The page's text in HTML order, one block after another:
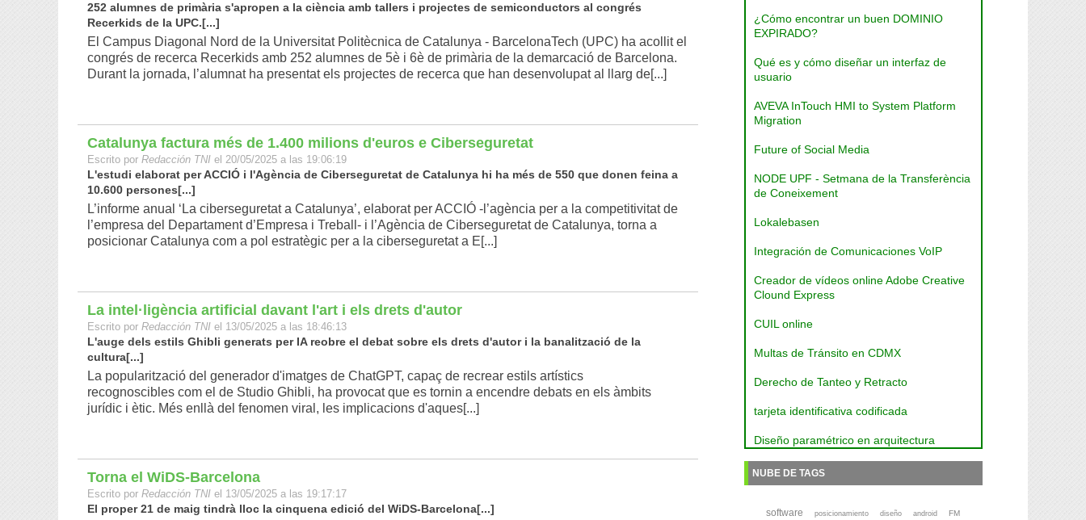
252 alumnes de primària s'apropen a la ciència amb tallers i projectes de semiconductors al congrés
Recerkids de la UPC.[...]
El Campus Diagonal Nord de la Universitat Politècnica de Catalunya - BarcelonaTech (UPC) ha acollit el
congrés de recerca Recerkids amb 252 alumnes de 5è i 6è de primària de la demarcació de Barcelona.
Durant la jornada, l’alumnat ha presentat els projectes de recerca que han desenvolupat al llarg de[...]
Catalunya factura més de 1.400 milions d'euros e Ciberseguretat
Escrito por Redacción TNI el 20/05/2025 a las 19:06:19
L'estudi elaborat per ACCIÓ i l'Agència de Ciberseguretat de Catalunya hi ha més de 550 que donen feina a
10.600 persones[...]
L’informe anual ‘La ciberseguretat a Catalunya’, elaborat per ACCIÓ -l’agència per a la competitivitat de
l’empresa del Departament d’Empresa i Treball- i l’Agència de Ciberseguretat de Catalunya, torna a
posicionar Catalunya com a pol estratègic per a la ciberseguretat a E[...]
La intel·ligència artificial davant l'art i els drets d'autor
Escrito por Redacción TNI el 13/05/2025 a las 18:46:13
L'auge dels estils Ghibli generats per IA reobre el debat sobre els drets d'autor i la banalització de la
cultura[...]
La popularització del generador d'imatges de ChatGPT, capaç de recrear estils artístics
recognoscibles com el de Studio Ghibli, ha provocat que es tornin a encendre debats en els àmbits
jurídic i ètic. Més enllà del fenomen viral, les implicacions d'aques[...]
Torna el WiDS-Barcelona
Escrito por Redacción TNI el 13/05/2025 a las 19:17:17
El proper 21 de maig tindrà lloc la cinquena edició del WiDS-Barcelona[...]
¿Cómo encontrar un buen DOMINIO
EXPIRADO?
Qué es y cómo diseñar un interfaz de
usuario
AVEVA InTouch HMI to System Platform
Migration
Future of Social Media
NODE UPF - Setmana de la Transferència
de Coneixement
Lokalebasen
Integración de Comunicaciones VoIP
Creador de vídeos online Adobe Creative
Clound Express
CUIL online
Multas de Tránsito en CDMX
Derecho de Tanteo y Retracto
tarjeta identificativa codificada
Diseño paramétrico en arquitectura
NUBE DE TAGS
software posicionamiento diseño android FM